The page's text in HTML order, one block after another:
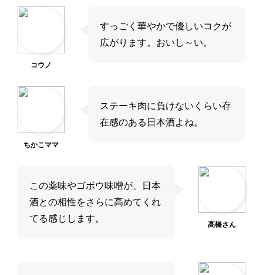
コウノ
すっごく華やかで優しいコクが
広がります。おいし～い。
ちかこママ
ステーキ肉に負けないくらい存
在感のある日本酒よね。
髙橋さん
この薬味やゴボウ味噌が、日本
酒との相性をさらに高めてくれ
てる感じします。